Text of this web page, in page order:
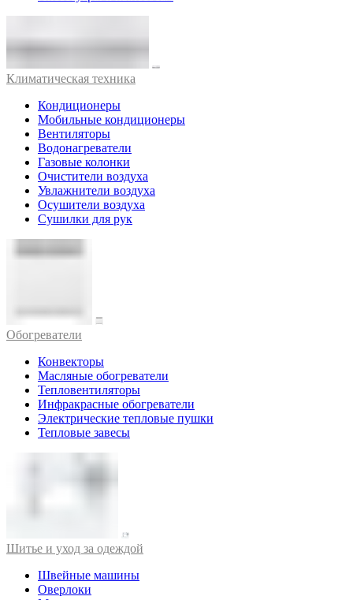
Климатическая техника
Кондиционеры
Мобильные кондиционеры
Вентиляторы
Водонагреватели
Газовые колонки
Очистители воздуха
Увлажнители воздуха
Осушители воздуха
Сушилки для рук
Обогреватели
Конвекторы
Масляные обогреватели
Тепловентиляторы
Инфракрасные обогреватели
Электрические тепловые пушки
Тепловые завесы
Шитье и уход за одеждой
Швейные машины
Оверлоки